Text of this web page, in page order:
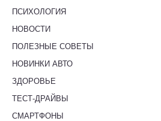
ПСИХОЛОГИЯ
НОВОСТИ
ПОЛЕЗНЫЕ СОВЕТЫ
НОВИНКИ АВТО
ЗДОРОВЬЕ
ТЕСТ-ДРАЙВЫ
СМАРТФОНЫ